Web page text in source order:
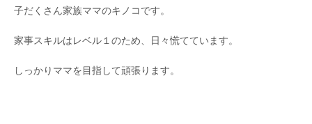
子だくさん家族ママのキノコです。
家事スキルはレベル１のため、日々慌てています。
しっかりママを目指して頑張ります。